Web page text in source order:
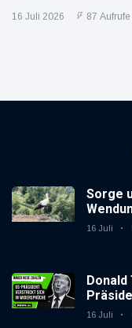
16 Juli 2026 87 Aufrufe
Sorge
16 Juli
Donald
16 Juli